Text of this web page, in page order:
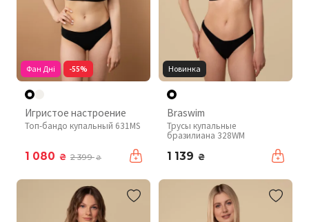
Фан Дні -55%
Игристое настроение
Топ-бандо купальный 631MS
1 080 ₴ 2 399₴
Новинка
Braswim
Трусы купальные
бразилиана 328WM
1 139 ₴